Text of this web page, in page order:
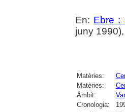
En: Ebre :
juny
Matèries:
Matèries:
Àmbit:
Cronologia: